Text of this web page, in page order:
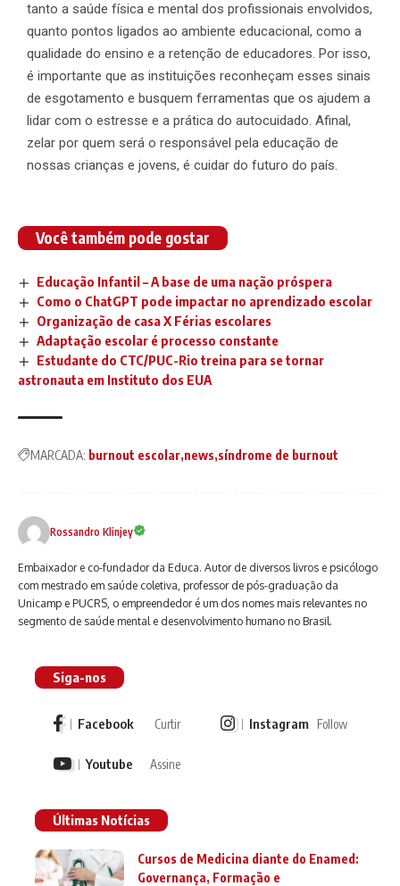
tanto a saúde física e mental dos profissionais envolvidos,
quanto pontos ligados ao ambiente educacional, como a
qualidade do ensino e a retenção de educadores. Por isso,
é importante que as instituições reconheçam esses sinais
de esgotamento e busquem ferramentas que os ajudem a
lidar com o estresse e a prática do autocuidado. Afinal,
zelar por quem será o responsável pela educação de
nossas crianças e jovens, é cuidar do futuro do país.
Você também pode gostar
Educação Infantil – A base de uma nação próspera
Como o ChatGPT pode impactar no aprendizado escolar
Organização de casa X Férias escolares
Adaptação escolar é processo constante
Estudante do CTC/PUC-Rio treina para se tornar
astronauta em Instituto dos EUA
MARCADA: burnout escolar news síndrome de burnout
Rossandro Klinjey
Embaixador e co-fundador da Educa. Autor de diversos livros e psicólogo
com mestrado em saúde coletiva, professor de pós-graduação da
Unicamp e PUCRS, o empreendedor é um dos nomes mais relevantes no
segmento de saúde mental e desenvolvimento humano no Brasil.
Siga-nos
Facebook Curtir Instagram Follow
Youtube Assine
Últimas Notícias
Cursos de Medicina diante do Enamed:
Governança, Formação e